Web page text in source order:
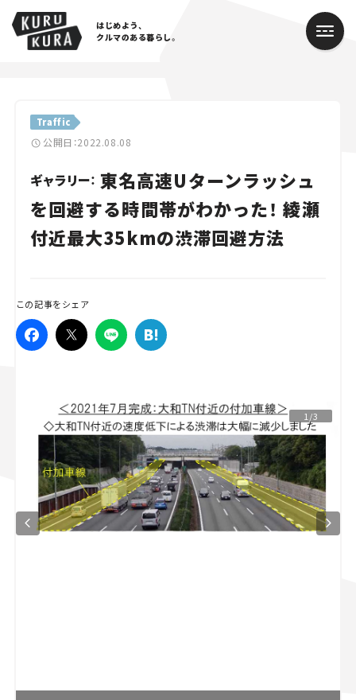
はじめよう、
クルマのある暮らし。
Traffic
公開日：2022.08.08
ギャラリー： 東名高速Uターンラッシュ
を回避する時間帯がわかった！ 綾瀬
付近最大35kmの渋滞回避方法
この記事をシェア
1/3
Cars
Lifestyle
Traffic
Special
Campaign
人気のハッシュタグ